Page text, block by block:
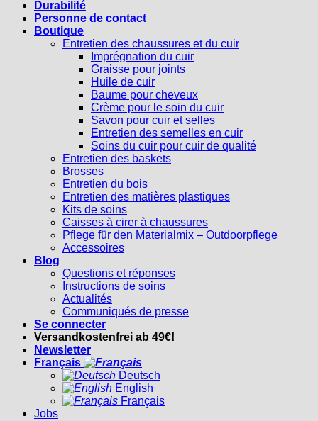
Durabilité
Personne de contact
Boutique
Entretien des chaussures et du cuir
Imprégnation du cuir
Graisse pour joints
Huile de cuir
Baume pour cheveux
Crème pour le soin du cuir
Savon pour cuir et selles
Entretien des semelles en cuir
Soins du cuir pour cuir de qualité
Entretien des baskets
Brosses
Entretien du bois
Entretien des matières plastiques
Kits de soins
Caisses à cirer à chaussures
Pflege für den Materialmix – Outdoorpflege
Accessoires
Blog
Questions et réponses
Instructions de soins
Actualités
Communiqués de presse
Se connecter
Versandkostenfrei ab 49€!
Newsletter
Français
Deutsch
English
Français
Jobs